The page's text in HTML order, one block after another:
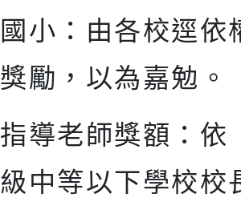
國小：由各校逕依
獎勵，以為嘉勉。
指導老師獎額：依
級中等以下學校校